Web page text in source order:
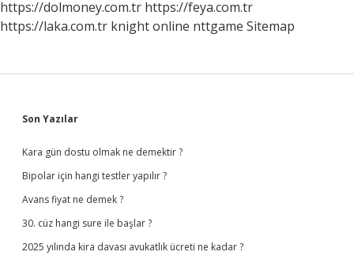
https://dolmoney.com.tr https://feya.com.tr
https://laka.com.tr knight online nttgame Sitemap
Sidebar
Son Yazılar
Kara gün dostu olmak ne demektir ?
Bipolar için hangi testler yapılır ?
Avans fiyat ne demek ?
30. cüz hangi sure ile başlar ?
2025 yılında kira davası avukatlık ücreti ne kadar ?